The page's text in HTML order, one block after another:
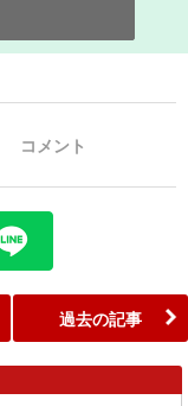
コメント
過去の記事